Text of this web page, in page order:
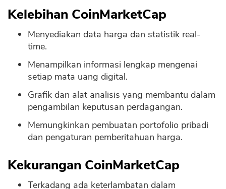
Kelebihan CoinMarketCap
Menyediakan data harga dan statistik real-
time.
Menampilkan informasi lengkap mengenai
setiap mata uang digital.
Grafik dan alat analisis yang membantu dalam
pengambilan keputusan perdagangan.
Memungkinkan pembuatan portofolio pribadi
dan pengaturan pemberitahuan harga.
Kekurangan CoinMarketCap
Terkadang ada keterlambatan dalam